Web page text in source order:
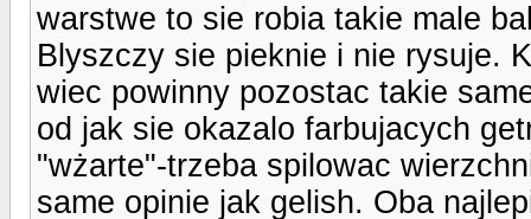
warstwe to sie robia takie male
Blyszczy sie pieknie i nie rysuje.
wiec powinny pozostac takie
od jak sie okazalo farbujacych
"wżarte"-trzeba spilowac
same opinie jak gelish. Oba